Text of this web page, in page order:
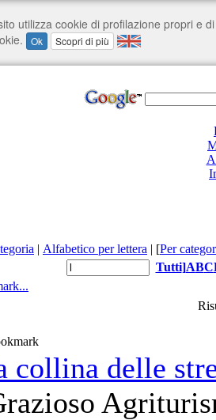
| Alfabetico per lettera | [Per
Tutti]ABC
collina delle